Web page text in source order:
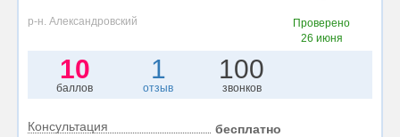
р-н. Александровский
Проверено
26 июня
10
баллов
1
отзыв
100
звонков
Консультация бесплатно